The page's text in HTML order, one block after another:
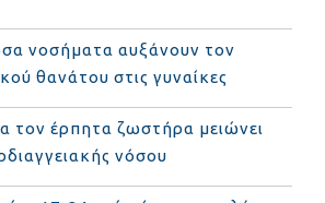
νοσήματα αυξάνουν τον
θανάτου στις γυναίκες
τον έρπητα ζωστήρα μειώνει
νόσου